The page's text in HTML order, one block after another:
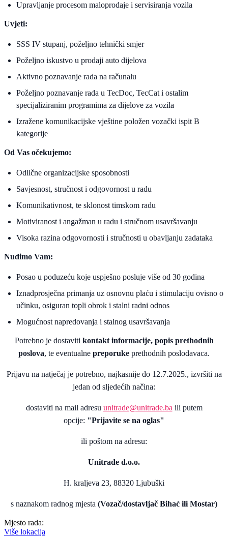
Upravljanje procesom maloprodaje i servisiranja vozila
Uvjeti:
SSS IV stupanj, poželjno tehnički smjer
Poželjno iskustvo u prodaji auto dijelova
Aktivno poznavanje rada na računalu
Poželjno poznavanje rada u TecDoc, TecCat i ostalim
specijaliziranim programima za dijelove za vozila
Izražene komunikacijske vještine položen vozački ispit B
kategorije
Od Vas očekujemo:
Odlične organizacijske sposobnosti
Savjesnost, stručnost i odgovornost u radu
Komunikativnost, te sklonost timskom radu
Motiviranost i angažman u radu i stručnom usavršavanju
Visoka razina odgovornosti i stručnosti u obavljanju zadataka
Nudimo Vam:
Posao u poduzeću koje uspješno posluje više od 30 godina
Iznadprosječna primanja uz osnovnu plaću i stimulaciju ovisno o
učinku, osiguran topli obrok i stalni radni odnos
Mogućnost napredovanja i stalnog usavršavanja
Potrebno je dostaviti kontakt informacije, popis prethodnih
poslova, te eventualne preporuke prethodnih poslodavaca.
Prijavu na natječaj je potrebno, najkasnije do 12.7.2025., izvršiti na
jedan od sljedećih načina:
dostaviti na mail adresu unitrade@unitrade.ba ili putem
opcije: "Prijavite se na oglas"
ili poštom na adresu:
Unitrade d.o.o.
H. kraljeva 23, 88320 Ljubuški
s naznakom radnog mjesta (Vozač/dostavljač Bihać ili Mostar)
Mjesto rada:
Više lokacija